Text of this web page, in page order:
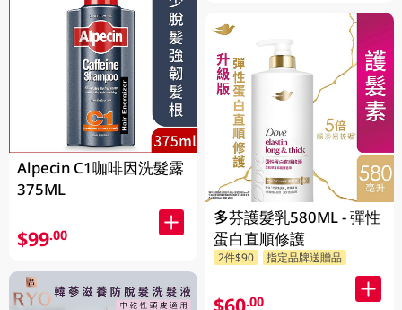
Alpecin C1咖啡因洗髮露
375ML
$99.00
多芬護髮乳580ML - 彈性
蛋白直順修護
2件$90 指定品牌送贈品
.00